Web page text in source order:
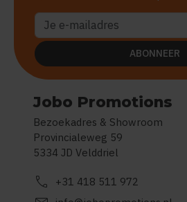
Jobo Promotions
Bezoekadres & Showroom
Provincialeweg 59
5334 JD Velddriel
call +31 418 511 972
ABONNEER